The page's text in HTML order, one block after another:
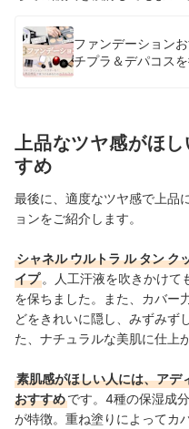
ファンデーション
チプラ＆デパコス
上品なツヤ感がほ
すめ
最後に、適度なツヤ感で上品
ョンをご紹介します。
シャネル ウルトラ ル タン ク
イプ 。人工汗液を吹きかけて
を保ちました。また、カバー
どをきれいに隠し、みずみず
た、ナチュラルな美肌に仕上
素肌感がほしい人には、アデ
おすすめです。4種の保湿成
が特徴。重ね塗りによってカ